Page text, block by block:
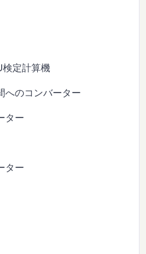
検定計算機
へのコンバーター
ター
ター